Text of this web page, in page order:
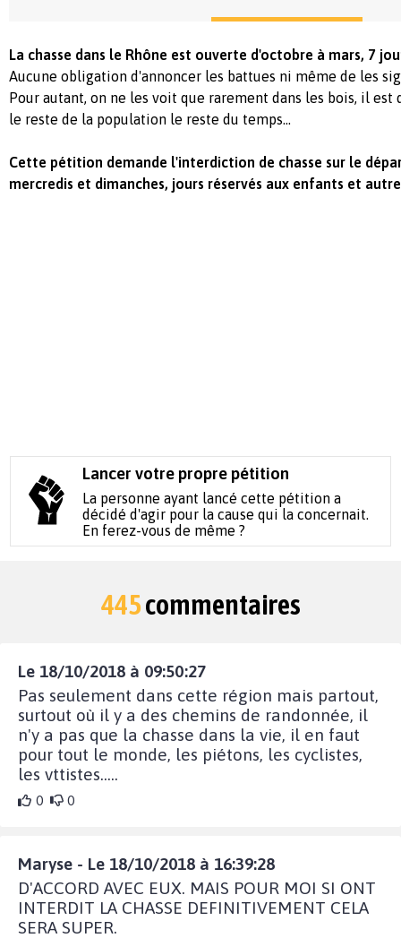
La chasse dans le Rhône est ouverte d'octobre à mars, 7
Aucune obligation d'annoncer les battues ni même de les
Pour autant, on ne les voit que rarement dans les bois, il est
le reste de la population le reste du temps...
Cette pétition demande l'interdiction de chasse sur le
mercredis et dimanches, jours réservés aux enfants et
Lancer votre propre pétition
La personne ayant lancé cette pétition a
décidé d'agir pour la cause qui la concernait.
En ferez-vous de même ?
445commentaires
Le 18/10/2018 à 09:50:27
Pas seulement dans cette région mais partout,
surtout où il y a des chemins de randonnée, il
n'y a pas que la chasse dans la vie, il en faut
pour tout le monde, les piétons, les cyclistes,
les vttistes.....
0 0
Maryse - Le 18/10/2018 à 16:39:28
D'ACCORD AVEC EUX. MAIS POUR MOI SI ONT
INTERDIT LA CHASSE DEFINITIVEMENT CELA
SERA SUPER.